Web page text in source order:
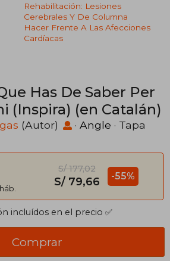
Rehabilitación: Lesiones
Cerebrales Y De Columna
Hacer Frente A Las Afecciones
Cardíacas
Has De Saber Per
(Inspira) (en Catalán)
(Autor) · Angle · Tapa
S/ 177,02
S/ 79,66 -55%
incluídos en el precio ✅
Comprar